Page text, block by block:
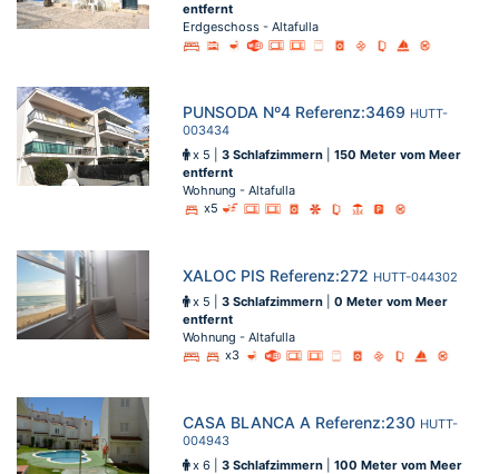
entfernt
Erdgeschoss - Altafulla
PUNSODA Nº4 Referenz:3469 HUTT-
003434
x 5 |3 Schlafzimmern |150 Meter vom Meer
entfernt
Wohnung - Altafulla
x5
XALOC PIS Referenz:272 HUTT-044302
x 5 |3 Schlafzimmern |0 Meter vom Meer
entfernt
Wohnung - Altafulla
x3
CASA BLANCA A Referenz:230 HUTT-
004943
x 6 |3 Schlafzimmern |100 Meter vom Meer